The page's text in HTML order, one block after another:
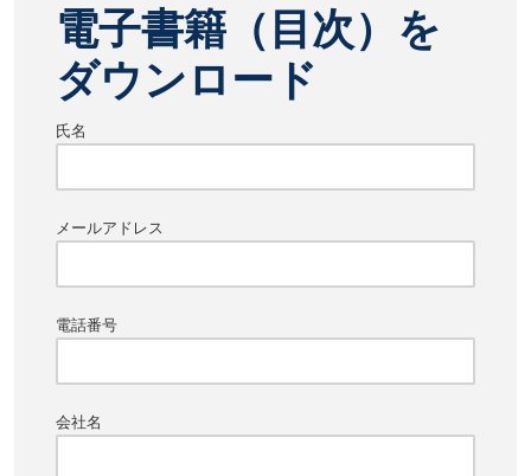
電子書籍（目次）を
ダウンロード
氏名
メールアドレス
電話番号
会社名